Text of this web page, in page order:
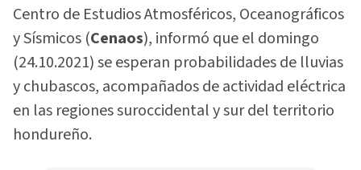
Centro de Estudios Atmosféricos, Oceanográficos
y Sísmicos (Cenaos), informó que el domingo
(24.10.2021) se esperan probabilidades de lluvias
y chubascos, acompañados de actividad eléctrica
en las regiones suroccidental y sur del territorio
hondureño.